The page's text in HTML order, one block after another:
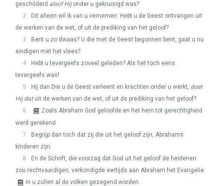
geschilderd alsof Hijonder u gekruisigd was?
2
Dit alleen wil ik van u vernemen: Hebt u de Geest ontvangen uit
de werken van de wet, of uit de prediking van het geloof?
3
Bent u zo dwaas? U die met de Geest begonnen bent, gaat u nu
eindigen met het vlees?
4
Hebt u tevergeefs zoveel geleden? Als het toch eens
tevergeefs was!
5
Hij dan Die u de Geest verleent en krachten onder u werkt, doet
Hij datuit de werken van de wet, of uit de prediking van het geloof?
6
Zoals Abraham God geloofde en het hem tot gerechtigheid
werd gerekend.
7
Begrijp dan toch dat zij die uit het geloof zijn, Abrahams
kinderen zijn.
8
En de Schrift, die voorzag dat God uit het geloof de heidenen
zou rechtvaardigen, verkondigde eertijds aan Abraham het Evangelie:
In u zullen al de volken gezegend worden.